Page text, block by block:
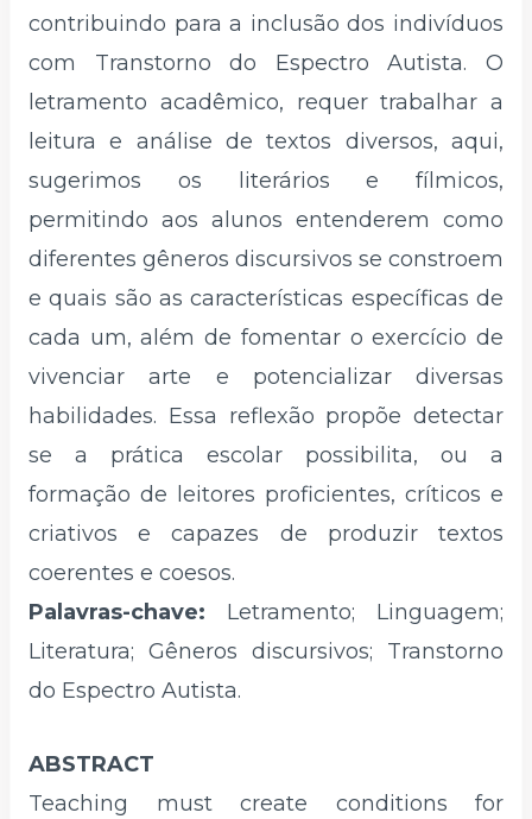
contribuindo para a inclusão dos indivíduos
com Transtorno do Espectro Autista. O
letramento acadêmico, requer trabalhar a
leitura e análise de textos diversos, aqui,
sugerimos os literários e fílmicos,
permitindo aos alunos entenderem como
diferentes gêneros discursivos se constroem
e quais são as características específicas de
cada um, além de fomentar o exercício de
vivenciar arte e potencializar diversas
habilidades. Essa reflexão propõe detectar
se a prática escolar possibilita, ou a
formação de leitores proficientes, críticos e
criativos e capazes de produzir textos
coerentes e coesos.
Palavras-chave: Letramento; Linguagem;
Literatura; Gêneros discursivos; Transtorno
do Espectro Autista.
ABSTRACT
Teaching must create conditions for